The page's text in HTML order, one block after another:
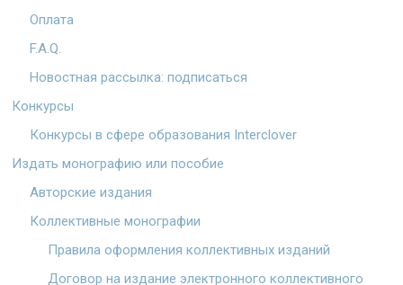
Оплата
F.A.Q.
Новостная рассылка: подписаться
Конкурсы
Конкурсы в сфере образования Interclover
Издать монографию или пособие
Авторские издания
Коллективные монографии
Правила оформления коллективных изданий
Договор на издание электронного коллективного